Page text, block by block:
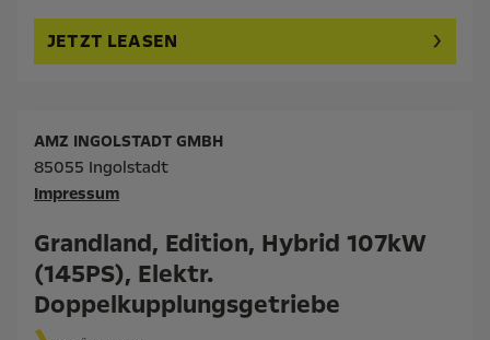
JETZT LEASEN
Grandland, Edition, Hybrid 107kW
(145PS), Elektr.
Doppelkupplungsgetriebe
AMZ INGOLSTADT GMBH
85055 Ingolstadt
Impressum